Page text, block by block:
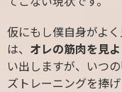
仮にもし僕自身がよ
は、 オレの筋肉を見よ
い出しますが、いつ
ズトレーニングを捧